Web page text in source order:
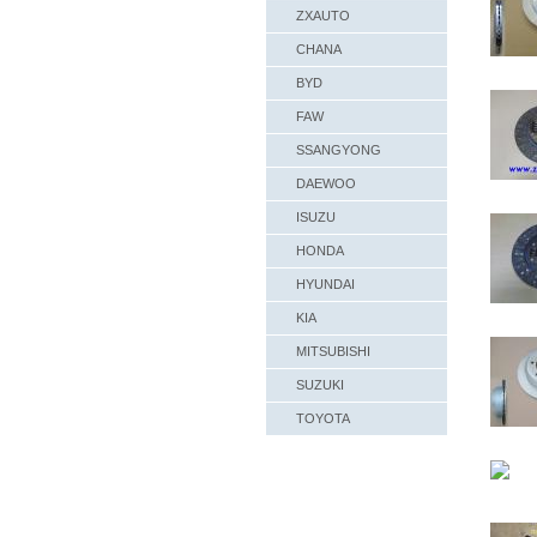
ZXAUTO
CHANA
BYD
FAW
SSANGYONG
DAEWOO
ISUZU
HONDA
HYUNDAI
KIA
MITSUBISHI
SUZUKI
TOYOTA